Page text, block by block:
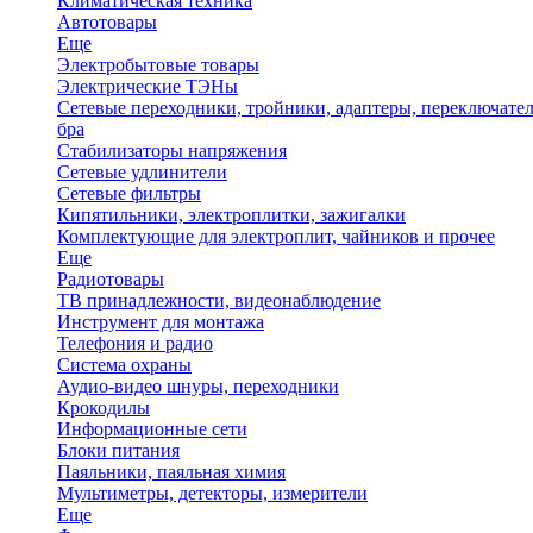
Автотовары
Еще
Электробытовые товары
Электрические ТЭНы
Сетевые переходники, тройники, адаптеры,
бра
Стабилизаторы напряжения
Сетевые удлинители
Сетевые фильтры
Кипятильники, электроплитки, зажигалки
Комплектующие для электроплит, чайников и прочее
Еще
Радиотовары
ТВ принадлежности, видеонаблюдение
Инструмент для монтажа
Телефония и радио
Система охраны
Аудио-видео шнуры, переходники
Крокодилы
Информационные сети
Блоки питания
Паяльники, паяльная химия
Мультиметры, детекторы, измерители
Еще